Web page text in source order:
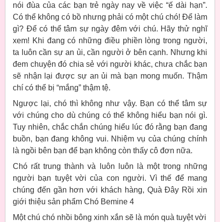
nói đùa của các bạn trẻ ngày nay về việc “ế dài hạn”.
Có thể không có bồ nhưng phải có một chú chó! Để làm
gì? Để có thể tâm sự ngày đêm với chú. Hãy thử nghĩ
xem! Khi đang có những điều phiền lòng trong người,
ta luôn cần sự an ủi, cần người ở bên cạnh. Nhưng khi
đem chuyện đó chia sẻ với người khác, chưa chắc bạn
sẽ nhận lại được sự an ủi mà bạn mong muốn. Thậm
chí có thể bị “mắng” thậm tệ.
Ngược lại, chó thì không như vậy. Bạn có thể tâm sự
với chúng cho dù chúng có thể không hiểu bạn nói gì.
Tuy nhiên, chắc chắn chúng hiểu lúc đó rằng bạn đang
buồn, bạn đang không vui. Nhiệm vụ của chúng chính
là ngồi bên bạn để bạn không còn thấy cô đơn nữa.
Chó rất trung thành và luôn luôn là một trong những
người bạn tuyệt vời của con người. Vì thế để mang
chúng đến gần hơn với khách hàng, Quà Đây Rồi xin
giới thiệu sản phẩm Chó Bemine 4
Một chú chó nhồi bông xinh xắn sẽ là món quà tuyệt vời